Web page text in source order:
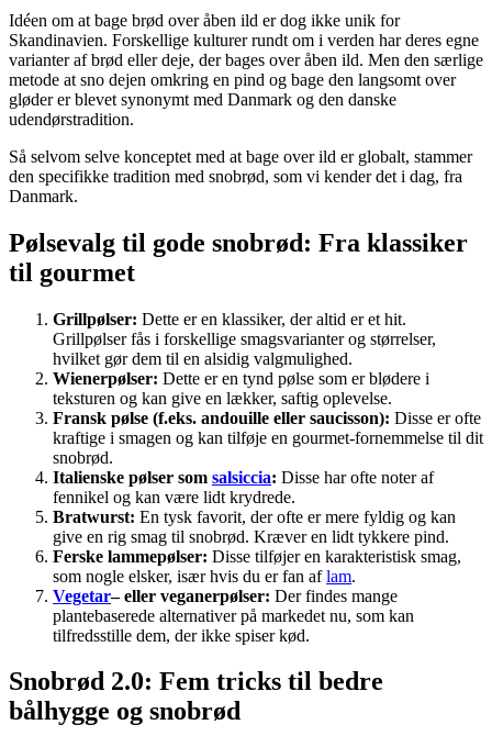
Idéen om at bage brød over åben ild er dog ikke unik for
Skandinavien. Forskellige kulturer rundt om i verden har deres egne
varianter af brød eller deje, der bages over åben ild. Men den særlige
metode at sno dejen omkring en pind og bage den langsomt over
gløder er blevet synonymt med Danmark og den danske
udendørstradition.
Så selvom selve konceptet med at bage over ild er globalt, stammer
den specifikke tradition med snobrød, som vi kender det i dag, fra
Danmark.
Pølsevalg til gode snobrød: Fra klassiker
til gourmet
Grillpølser: Dette er en klassiker, der altid er et hit.
Grillpølser fås i forskellige smagsvarianter og størrelser,
hvilket gør dem til en alsidig valgmulighed.
Wienerpølser: Dette er en tynd pølse som er blødere i
teksturen og kan give en lækker, saftig oplevelse.
Fransk pølse (f.eks. andouille eller saucisson): Disse er ofte
kraftige i smagen og kan tilføje en gourmet-fornemmelse til dit
snobrød.
Italienske pølser som salsiccia: Disse har ofte noter af
fennikel og kan være lidt krydrede.
Bratwurst: En tysk favorit, der ofte er mere fyldig og kan
give en rig smag til snobrød. Kræver en lidt tykkere pind.
Ferske lammepølser: Disse tilføjer en karakteristisk smag,
som nogle elsker, især hvis du er fan aflam.
Vegetar– eller veganerpølser: Der findes mange
plantebaserede alternativer på markedet nu, som kan
tilfredsstille dem, der ikke spiser kød.
Snobrød 2.0: Fem tricks til bedre
bålhygge og snobrød